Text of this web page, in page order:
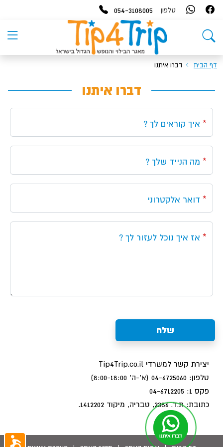
טלפון 054-3108005
דף הבית דברו איתנו
דברו איתנו
איך קוראים לך ?
מה הנייד שלך ?
דואר אלקטרוני
אז איך נוכל לעזור לך ?
שלח
יצירת קשר למשרדי Tip4Trip.co.il
טלפון: 04-6725060 (א'-ה' 8:00-18:00)
פקס 1:
04-6712205
כתובת: ת.ד. 2386, טבריה, מיקוד 1412202.